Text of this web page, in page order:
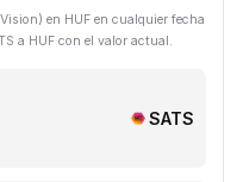
en HUF en cualquier fecha
a HUF con el valor actual.
SATS